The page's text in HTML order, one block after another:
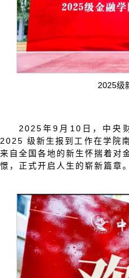
2025级
2025年9月10日，中央
2025 级新生报到工作在学院
来自全国各地的新生怀揣着对
憬，正式开启人生的崭新篇章。